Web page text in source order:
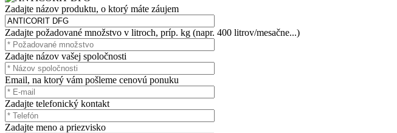
Zadajte názov produktu, o ktorý máte záujem
Zadajte požadované množstvo v litroch, príp. kg (napr. 400 litrov/mesačne...)
Zadajte názov vašej spoločnosti
Email, na ktorý vám pošleme cenovú ponuku
Zadajte telefonický kontakt
Zadajte meno a priezvisko